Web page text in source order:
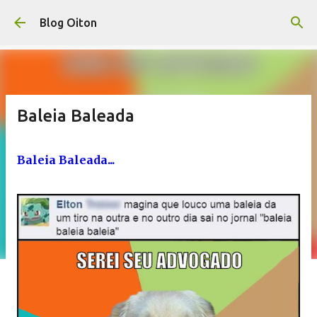
Pular para o conteúdo principal
Blog Oiton
Baleia Baleada
Baleia Baleada...